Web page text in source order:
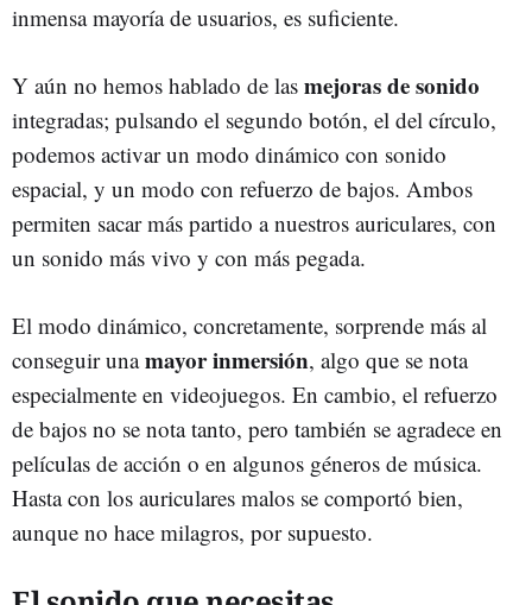
inmensa mayoría de usuarios, es suficiente.
Y aún no hemos hablado de las mejoras de sonido
integradas; pulsando el segundo botón, el del círculo,
podemos activar un modo dinámico con sonido
espacial, y un modo con refuerzo de bajos. Ambos
permiten sacar más partido a nuestros auriculares, con
un sonido más vivo y con más pegada.
El modo dinámico, concretamente, sorprende más al
conseguir unamayor inmersión, algo que se nota
especialmente en videojuegos. En cambio, el refuerzo
de bajos no se nota tanto, pero también se agradece en
películas de acción o en algunos géneros de música.
Hasta con los auriculares malos se comportó bien,
aunque no hace milagros, por supuesto.